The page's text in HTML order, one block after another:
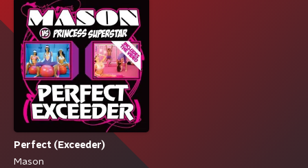
Perfect (Exceeder)
Mason